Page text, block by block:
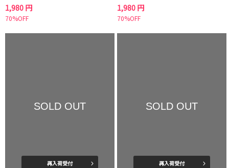
1,980 円
70%OFF
1,980 円
70%OFF
SOLD OUT
再入荷受付
SOLD OUT
再入荷受付